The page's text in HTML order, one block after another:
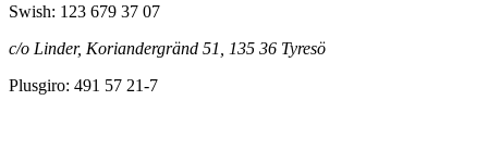
Swish: 123 679 37 07
c/o Linder, Koriandergränd 51, 135 36 Tyresö
Plusgiro: 491 57 21-7